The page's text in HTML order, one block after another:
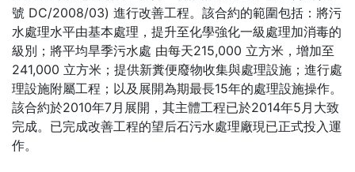
號 DC/2008/03) 進行改善工程。該合約的範圍包括：將污
水處理水平由基本處理，提升至化學強化一級處理加消毒的
級別；將平均旱季污水處 由每天215,000 立方米，增加至
241,000 立方米；提供新糞便廢物收集與處理設施；進行處
理設施附屬工程；以及展開為期最長15年的處理設施操作。
該合約於2010年7月展開，其主體工程已於2014年5月大致
完成。已完成改善工程的望后石污水處理廠現已正式投入運
作。